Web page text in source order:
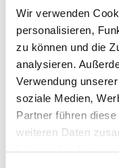
Wir verwenden
personalisieren,
zu können und die
analysieren.
Verwendung
soziale Medien,
Partner führen
weiteren Daten